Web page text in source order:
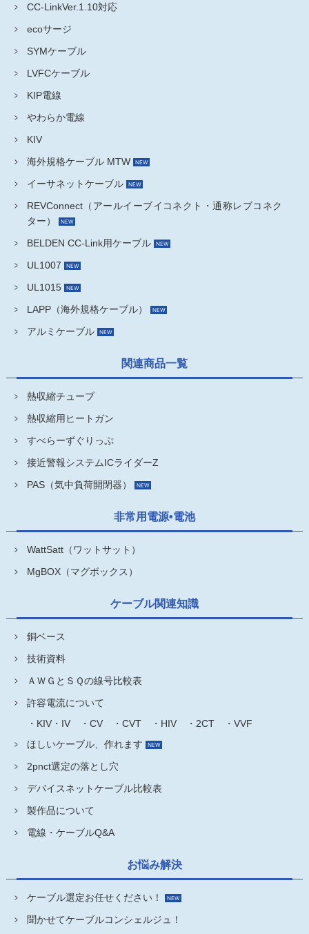
CC-LinkVer.1.10対応
ecoサージ
SYMケーブル
LVFCケーブル
KIP電線
やわらか電線
KIV
海外規格ケーブル MTW
イーサネットケーブル
REVConnect（アールイーブイコネクト・通称レブコネク
ター）
BELDEN CC-Link用ケーブル
UL1007
UL1015
LAPP（海外規格ケーブル）
アルミケーブル
関連商品一覧
熱収縮チューブ
熱収縮用ヒートガン
すべらーずぐりっぷ
接近警報システムICライダーZ
PAS（気中負荷開閉器）
非常用電源•電池
WattSatt（ワットサット）
MgBOX（マグボックス）
ケーブル関連知識
銅ベース
技術資料
ＡＷＧとＳＱの線号比較表
許容電流について
・KIV・IV
・CV ・CVT ・HIV ・2CT
・VVF
ほしいケーブル、作れます
2pnct選定の落とし穴
デバイスネットケーブル比較表
製作品について
電線・ケーブルQ&A
お悩み解決
ケーブル選定お任せください！
聞かせてケーブルコンシェルジュ！